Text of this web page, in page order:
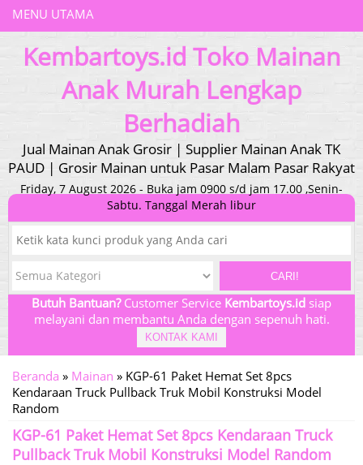
MENU UTAMA
Kembartoys.id Toko Mainan
Anak Murah Lengkap
Berhadiah
Jual Mainan Anak Grosir | Supplier Mainan Anak TK
PAUD | Grosir Mainan untuk Pasar Malam Pasar Rakyat
Friday, 7 August 2026 - Buka jam 0900 s/d jam 17.00 ,Senin-
Sabtu. Tanggal Merah libur
CARI!
Butuh Bantuan?Customer Service Kembartoys.id siap
melayani dan membantu Anda dengan sepenuh hati.
KONTAK KAMI
Beranda » Mainan » KGP-61 Paket Hemat Set 8pcs
Kendaraan Truck Pullback Truk Mobil Konstruksi Model
Random
KGP-61 Paket Hemat Set 8pcs Kendaraan Truck
Pullback Truk Mobil Konstruksi Model Random